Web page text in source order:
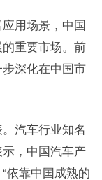
用场景，中国
重要市场。前
深化在中国市
汽车行业知名
，中国汽车产
依靠中国成熟的